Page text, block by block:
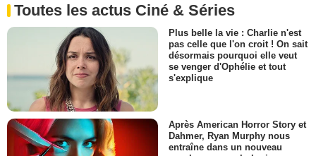
Toutes les actus Ciné & Séries
Plus belle la vie : Charlie n'est
pas celle que l'on croit ! On sait
désormais pourquoi elle veut
se venger d'Ophélie et tout
s'explique
Après American Horror Story et
Dahmer, Ryan Murphy nous
entraîne dans un nouveau